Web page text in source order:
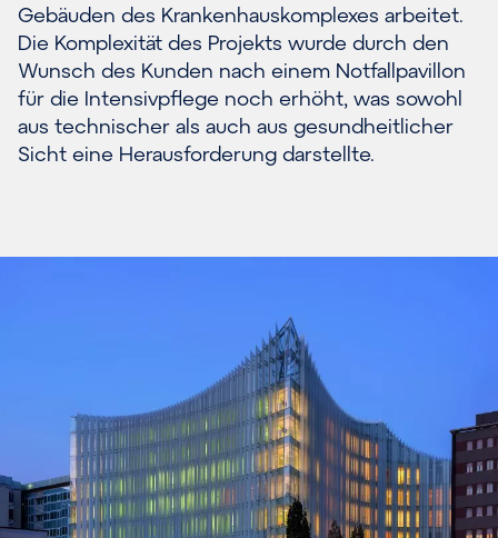
Gebäuden des Krankenhauskomplexes arbeitet.
Die Komplexität des Projekts wurde durch den
Wunsch des Kunden nach einem Notfallpavillon
für die Intensivpflege noch erhöht, was sowohl
aus technischer als auch aus gesundheitlicher
Sicht eine Herausforderung darstellte.